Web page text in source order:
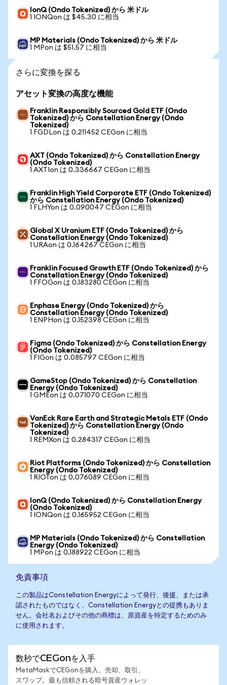
IonQ (Ondo Tokenized) から 米ドル
1 IONQon は $45.30 に相当
MP Materials (Ondo Tokenized) から 米ドル
1 MPon は $51.57 に相当
さらに変換を探る
アセット変換の高度な機能
Franklin Responsibly Sourced Gold ETF (Ondo
Tokenized) から Constellation Energy (Ondo
Tokenized)
1 FGDLon は 0.211452 CEGon に相当
AXT (Ondo Tokenized) から Constellation Energy
(Ondo Tokenized)
1 AXTIon は 0.336667 CEGon に相当
Franklin High Yield Corporate ETF (Ondo Tokenized)
から Constellation Energy (Ondo Tokenized)
1 FLHYon は 0.090047 CEGon に相当
Global X Uranium ETF (Ondo Tokenized) から
Constellation Energy (Ondo Tokenized)
1 URAon は 0.164267 CEGon に相当
Franklin Focused Growth ETF (Ondo Tokenized) から
Constellation Energy (Ondo Tokenized)
1 FFOGon は 0.183280 CEGon に相当
Enphase Energy (Ondo Tokenized) から
Constellation Energy (Ondo Tokenized)
1 ENPHon は 0.152398 CEGon に相当
Figma (Ondo Tokenized) から Constellation Energy
(Ondo Tokenized)
1 FIGon は 0.085797 CEGon に相当
GameStop (Ondo Tokenized) から Constellation
Energy (Ondo Tokenized)
1 GMEon は 0.071070 CEGon に相当
VanEck Rare Earth and Strategic Metals ETF (Ondo
Tokenized) から Constellation Energy (Ondo
Tokenized)
1 REMXon は 0.284317 CEGon に相当
Riot Platforms (Ondo Tokenized) から Constellation
Energy (Ondo Tokenized)
1 RIOTon は 0.076089 CEGon に相当
IonQ (Ondo Tokenized) から Constellation Energy
(Ondo Tokenized)
1 IONQon は 0.165952 CEGon に相当
MP Materials (Ondo Tokenized) から Constellation
Energy (Ondo Tokenized)
1 MPon は 0.188922 CEGon に相当
免責事項
この製品はConstellation Energyによって発行、後援、または承
認されたものではなく、Constellation Energyとの提携もありま
せん。会社名およびその他の商標は、原資産を特定するためのみ
に使用されます。
数秒でCEGonを入手
MetaMaskでCEGonを購入、売却、取引、
スワップ。最も信頼される暗号資産ウォレッ